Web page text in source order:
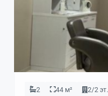
2 44 м² 2/2 эт.